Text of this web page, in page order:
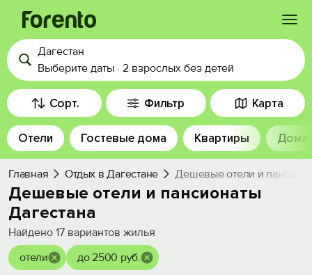
Войти
Избранное
История просмотра
Добавить свой объект
Дагестан
Выберите даты · 2 взрослых без детей
Сорт. Фильтр Карта
Отели Гостевые дома Квартиры Дома
Главная Отдых в Дагестане Дешевые отели и
Дешевые отели и пансионаты
Дагестана
Найдено 17 вариантов жилья
отели
до 2500 руб.